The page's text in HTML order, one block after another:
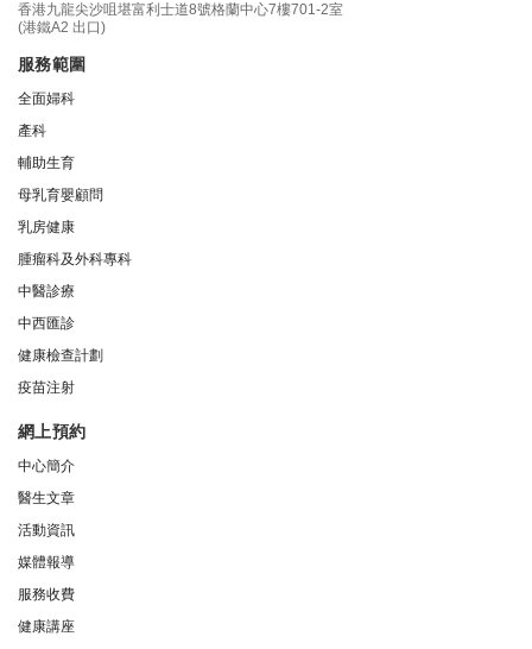
香港九龍尖沙咀堪富利士道8號格蘭中心7樓701-2室
(港鐵A2 出口)
服務範圍
全面婦科
產科
輔助生育
母乳育嬰顧問
乳房健康
腫瘤科及外科專科
中醫診療
中西匯診
健康檢查計劃
疫苗注射
網上預約
中心簡介
醫生文章
活動資訊
媒體報導
服務收費
健康講座